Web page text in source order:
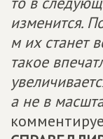
изменится.
м их станет
такое
а не в